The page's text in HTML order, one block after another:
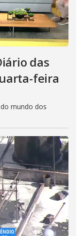
das
feira
mundo dos